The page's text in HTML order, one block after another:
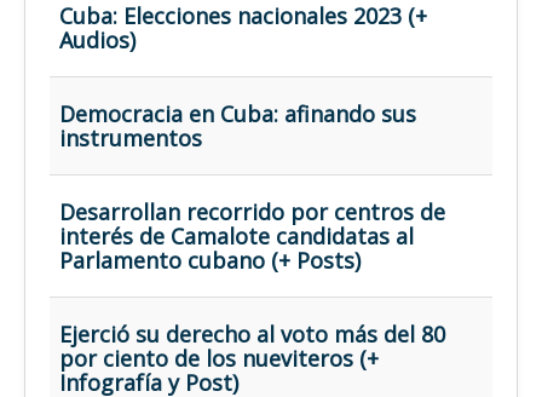
Cuba: Elecciones nacionales 2023 (+
Audios)
Democracia en Cuba: afinando sus
instrumentos
Desarrollan recorrido por centros de
interés de Camalote candidatas al
Parlamento cubano (+ Posts)
Ejerció su derecho al voto más del 80
por ciento de los nueviteros (+
Infografía y Post)